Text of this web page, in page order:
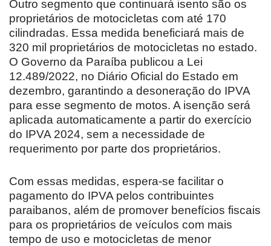
Outro segmento que continuará isento são os
proprietários de motocicletas com até 170
cilindradas. Essa medida beneficiará mais de
320 mil proprietários de motocicletas no estado.
O Governo da Paraíba publicou a Lei
12.489/2022, no Diário Oficial do Estado em
dezembro, garantindo a desoneração do IPVA
para esse segmento de motos. A isenção será
aplicada automaticamente a partir do exercício
do IPVA 2024, sem a necessidade de
requerimento por parte dos proprietários.
Com essas medidas, espera-se facilitar o
pagamento do IPVA pelos contribuintes
paraibanos, além de promover benefícios fiscais
para os proprietários de veículos com mais
tempo de uso e motocicletas de menor